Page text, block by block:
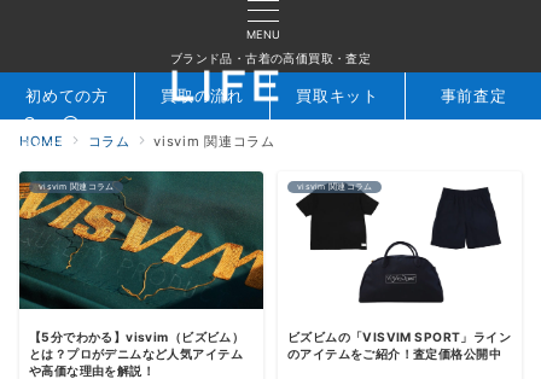
MENU
ブランド品・古着の高価買取・査定
検索 お問合せ
初めての方 買取の流れ 買取キット 事前査定
HOME コラム visvim 関連コラム
visvim 関連コラム
【5分でわかる】visvim（ビズビム）
とは？プロがデニムなど人気アイテム
や高価な理由を解説！
visvim 関連コラム
ビズビムの「VISVIM SPORT」ライン
のアイテムをご紹介！査定価格公開中